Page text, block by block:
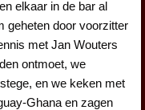
elkaar in de bar al
geheten door voorzitter
met Jan Wouters
ontmoet, we
en we keken met
Ghana en zagen